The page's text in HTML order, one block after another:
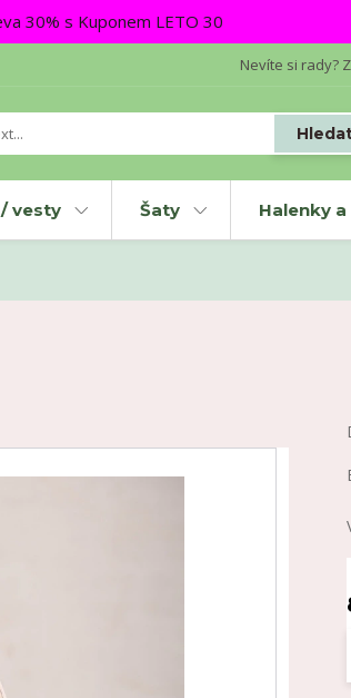
30% s Kuponem LETO 30
Nevíte si rady?
vesty Šaty Halenky